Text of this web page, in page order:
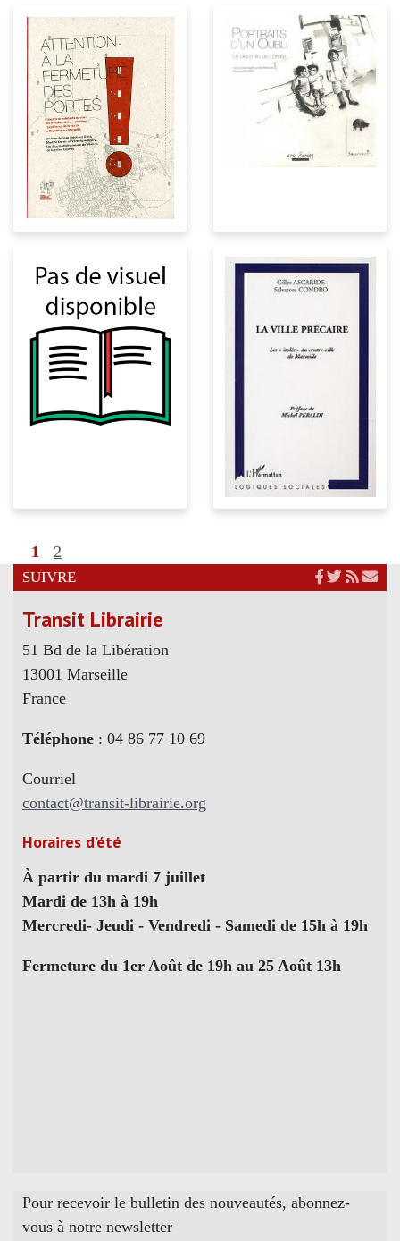
1 2
SUIVRE
Transit Librairie
51 Bd de la Libération
13001 Marseille
France
Téléphone : 04 86 77 10 69
Courriel
contact@transit-librairie.org
Horaires d’été
À partir du mardi 7 juillet
Mardi de 13h à 19h
Mercredi- Jeudi - Vendredi - Samedi de 15h à 19h
Fermeture du 1er Août de 19h au 25 Août 13h
Pour recevoir le bulletin des nouveautés, abonnez-
vous à notre newsletter